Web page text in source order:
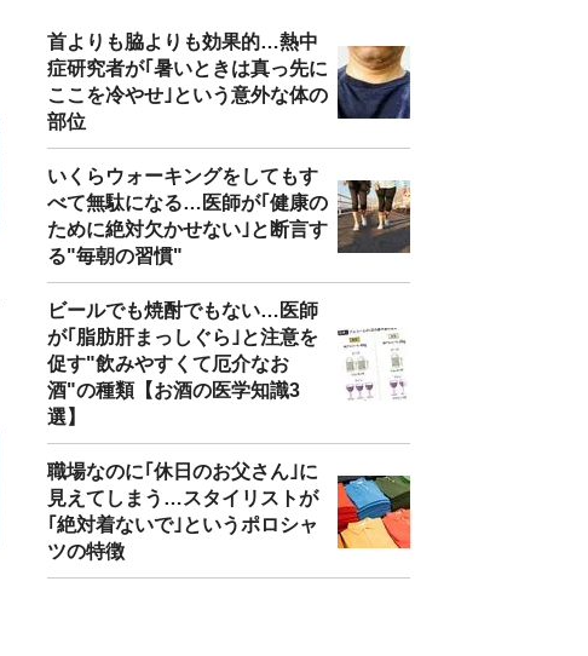
首よりも脇よりも効果的…熱中
症研究者が｢暑いときは真っ先に
ここを冷やせ｣という意外な体の
部位
いくらウォーキングをしてもす
べて無駄になる…医師が｢健康の
ために絶対欠かせない｣と断言す
る"毎朝の習慣"
ビールでも焼酎でもない…医師
が｢脂肪肝まっしぐら｣と注意を
促す"飲みやすくて厄介なお
酒"の種類【お酒の医学知識3
選】
職場なのに｢休日のお父さん｣に
見えてしまう…スタイリストが
｢絶対着ないで｣というポロシャ
ツの特徴